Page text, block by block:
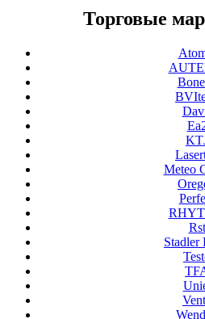
Торговые
Meteo
Rst
Stadler